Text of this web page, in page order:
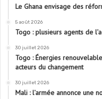
Le Ghana envisage des
5 août 2026
Togo : plusieurs agents de
30 juillet 2026
Togo : Énergies
acteurs du changement
30 juillet 2026
Mali : l’armée annonce une